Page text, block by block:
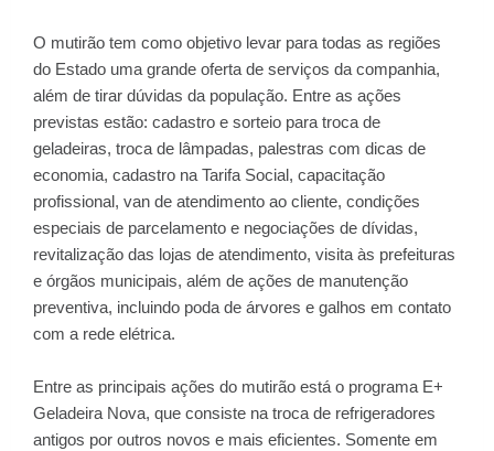
O mutirão tem como objetivo levar para todas as regiões
do Estado uma grande oferta de serviços da companhia,
além de tirar dúvidas da população. Entre as ações
previstas estão: cadastro e sorteio para troca de
geladeiras, troca de lâmpadas, palestras com dicas de
economia, cadastro na Tarifa Social, capacitação
profissional, van de atendimento ao cliente, condições
especiais de parcelamento e negociações de dívidas,
revitalização das lojas de atendimento, visita às prefeituras
e órgãos municipais, além de ações de manutenção
preventiva, incluindo poda de árvores e galhos em contato
com a rede elétrica.
Entre as principais ações do mutirão está o programa E+
Geladeira Nova, que consiste na troca de refrigeradores
antigos por outros novos e mais eficientes. Somente em